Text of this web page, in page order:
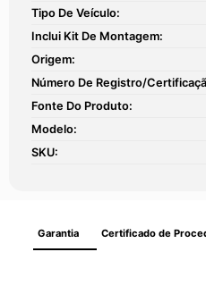
Tipo De Veículo:
Inclui Kit De Montagem:
Origem:
Número De Registro/
Fonte Do Produto:
Modelo:
SKU:
Garantia Certificado de